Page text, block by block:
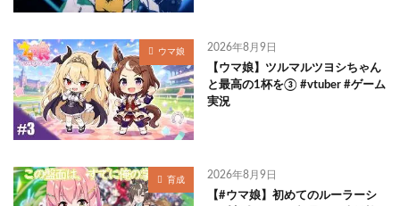
ウマ娘 2026年8月9日
【ウマ娘】ツルマルツヨシちゃん
と最高の1杯を③ #vtuber #ゲーム
実況
育成 2026年8月9日
【#ウマ娘】初めてのルーラーシ